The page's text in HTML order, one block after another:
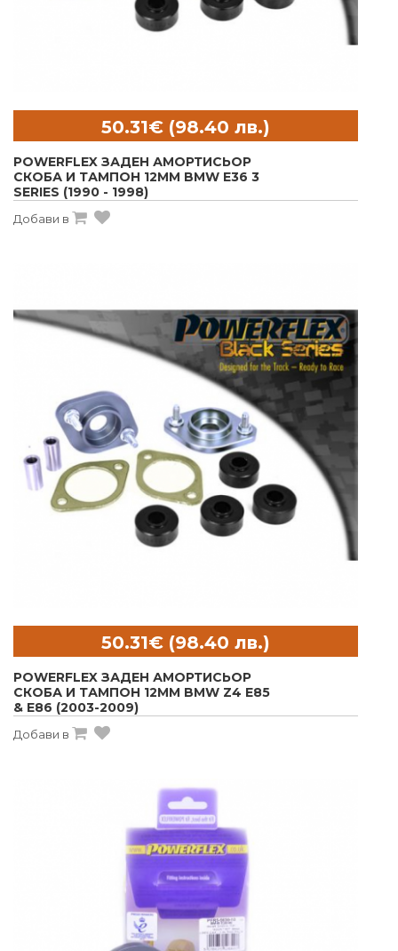
POWERFLEX ЗАДЕН АМОРТИСЬОР
СКОБА И ТАМПОН 12MM BMW E36 3
SERIES (1990 - 1998)
Добави в
POWERFLEX ЗАДЕН АМОРТИСЬОР
СКОБА И ТАМПОН 12MM BMW Z4 E85
& E86 (2003-2009)
Добави в